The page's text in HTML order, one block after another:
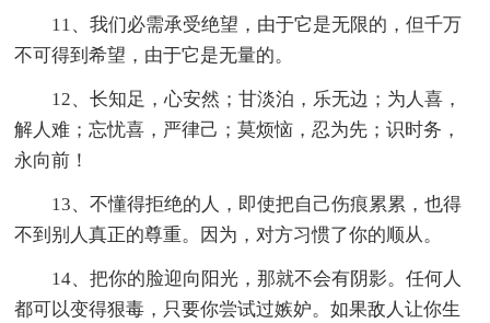
11、我们必需承受绝望，由于它是无限的，但千万
不可得到希望，由于它是无量的。
12、长知足，心安然；甘淡泊，乐无边；为人喜，
解人难；忘忧喜，严律己；莫烦恼，忍为先；识时务，
永向前！
13、不懂得拒绝的人，即使把自己伤痕累累，也得
不到别人真正的尊重。因为，对方习惯了你的顺从。
14、把你的脸迎向阳光，那就不会有阴影。任何人
都可以变得狠毒，只要你尝试过嫉妒。如果敌人让你生